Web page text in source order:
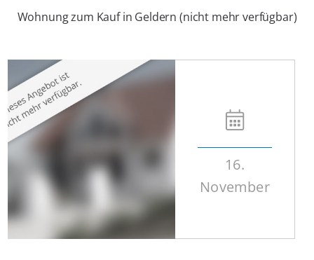
Wohnung zum Kauf in Geldern (nicht mehr verfügbar)
16.
November